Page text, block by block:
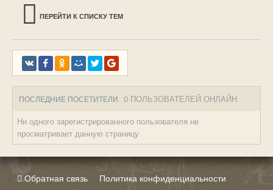
ПЕРЕЙТИ К СПИСКУ ТЕМ
ПОСЛЕДНИЕ ПОСЕТИТЕЛИ 0 ПОЛЬЗОВАТЕЛЕЙ ОНЛАЙН
Ни одного зарегистрированного пользователя не
просматривает данную страницу
Обратная связь Политика конфиденциальности